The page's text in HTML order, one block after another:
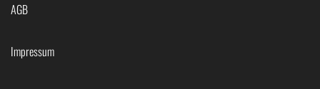
AGB
Impressum